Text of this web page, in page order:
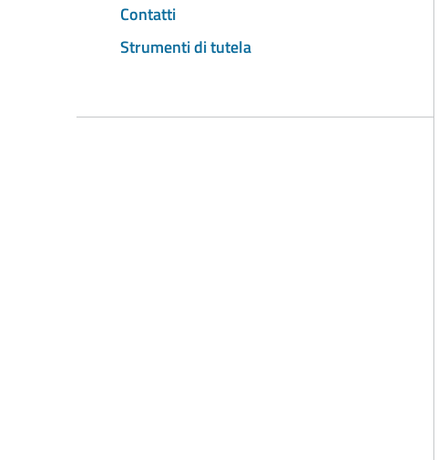
Contatti
Strumenti di tutela